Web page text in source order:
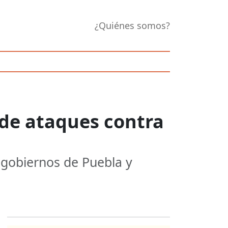
¿Quiénes somos?
ataques contra
de Puebla y